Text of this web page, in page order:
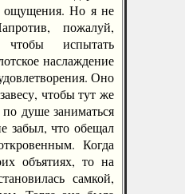
ощущения. Но я не
пожалуй,
чтобы испытать
наслаждение
Оно
чтобы тут же
душе заниматься
забыл, что обещал
Когда
объятиях, то на
самкой,